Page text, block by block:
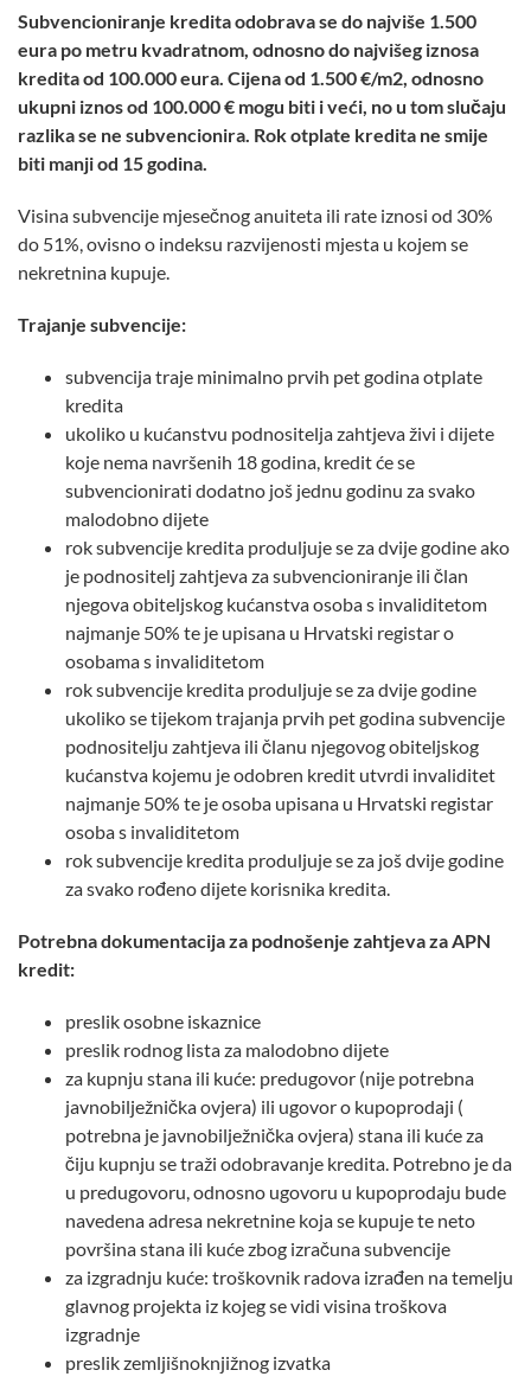
Subvencioniranje kredita odobrava se do najviše 1.500
eura po metru kvadratnom, odnosno do najvišeg iznosa
kredita od 100.000 eura. Cijena od 1.500 €/m2, odnosno
ukupni iznos od 100.000 € mogu biti i veći, no u tom slučaju
razlika se ne subvencionira. Rok otplate kredita ne smije
biti manji od 15 godina.
Visina subvencije mjesečnog anuiteta ili rate iznosi od 30%
do 51%, ovisno o indeksu razvijenosti mjesta u kojem se
nekretnina kupuje.
Trajanje subvencije:
subvencija traje minimalno prvih pet godina otplate
kredita
ukoliko u kućanstvu podnositelja zahtjeva živi i dijete
koje nema navršenih 18 godina, kredit će se
subvencionirati dodatno još jednu godinu za svako
malodobno dijete
rok subvencije kredita produljuje se za dvije godine ako
je podnositelj zahtjeva za subvencioniranje ili član
njegova obiteljskog kućanstva osoba s invaliditetom
najmanje 50% te je upisana u Hrvatski registar o
osobama s invaliditetom
rok subvencije kredita produljuje se za dvije godine
ukoliko se tijekom trajanja prvih pet godina subvencije
podnositelju zahtjeva ili članu njegovog obiteljskog
kućanstva kojemu je odobren kredit utvrdi invaliditet
najmanje 50% te je osoba upisana u Hrvatski registar
osoba s invaliditetom
rok subvencije kredita produljuje se za još dvije godine
za svako rođeno dijete korisnika kredita.
Potrebna dokumentacija za podnošenje zahtjeva za APN
kredit:
preslik osobne iskaznice
preslik rodnog lista za malodobno dijete
za kupnju stana ili kuće: predugovor (nije potrebna
javnobilježnička ovjera) ili ugovor o kupoprodaji (
potrebna je javnobilježnička ovjera) stana ili kuće za
čiju kupnju se traži odobravanje kredita. Potrebno je da
u predugovoru, odnosno ugovoru u kupoprodaju bude
navedena adresa nekretnine koja se kupuje te neto
površina stana ili kuće zbog izračuna subvencije
za izgradnju kuće: troškovnik radova izrađen na temelju
glavnog projekta iz kojeg se vidi visina troškova
izgradnje
preslik zemljišnoknjižnog izvatka